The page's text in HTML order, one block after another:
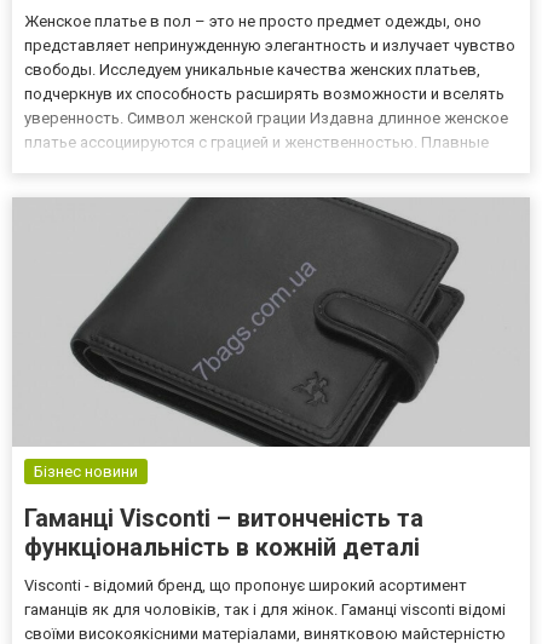
Женское платье в пол – это не просто предмет одежды, оно
представляет непринужденную элегантность и излучает чувство
свободы. Исследуем уникальные качества женских платьев,
подчеркнув их способность расширять возможности и вселять
уверенность. Символ женской грации Издавна длинное женское
платье ассоциируются с грацией и женственностью. Плавные
Бізнес новини
Гаманці Visconti – витонченість та
функціональність в кожній деталі
Visconti - відомий бренд, що пропонує широкий асортимент
гаманців як для чоловіків, так і для жінок. Гаманці visconti відомі
своїми високоякісними матеріалами, винятковою майстерністю